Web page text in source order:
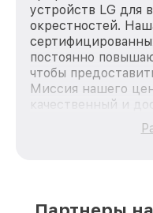
устройств LG для
окрестностей.
постоянно
чтобы
Миссия нашего
качественный и
каждого
зависимости от